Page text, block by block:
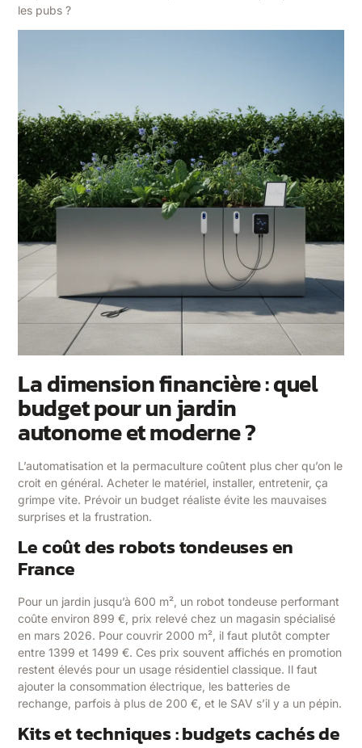
les pubs ?
La dimension financière : quel
budget pour un jardin
autonome et moderne ?
L’automatisation et la permaculture coûtent plus cher qu’on le
croit en général. Acheter le matériel, installer, entretenir, ça
grimpe vite. Prévoir un budget réaliste évite les mauvaises
surprises et la frustration.
Le coût des robots tondeuses en
France
Pour un jardin jusqu’à 600 m², un robot tondeuse performant
coûte environ 899 €, prix relevé chez un magasin spécialisé
en mars 2026. Pour couvrir 2000 m², il faut plutôt compter
entre 1399 et 1499 €. Ces prix souvent affichés en promotion
restent élevés pour un usage résidentiel classique. Il faut
ajouter la consommation électrique, les batteries de
rechange, parfois à plus de 200 €, et le SAV s’il y a un pépin.
Kits et techniques : budgets cachés de